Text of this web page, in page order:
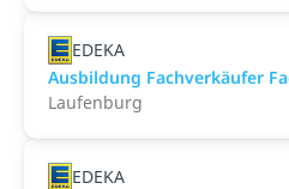
EDEKA
Ausbildung Fachverkäufer
Laufenburg
EDEKA